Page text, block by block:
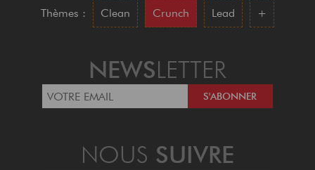
Thèmes :
Clean Crunch Lead +
NEWSLETTER
NOUS SUIVRE